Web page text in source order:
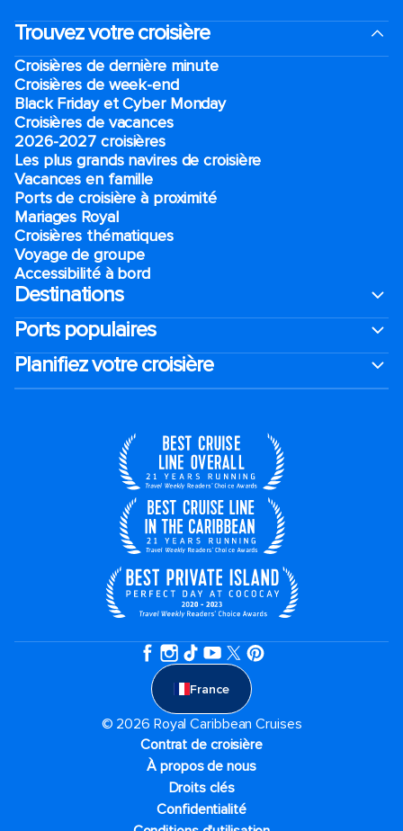
Trouvez votre croisière
Croisières de dernière minute
Croisières de week-end
Black Friday et Cyber Monday
Croisières de vacances
2026-2027 croisières
Les plus grands navires de croisière
Vacances en famille
Ports de croisière à proximité
Mariages Royal
Croisières thématiques
Voyage de groupe​
Accessibilité à bord​
Destinations
Ports populaires
Planifiez votre croisière
France
© 2026 Royal Caribbean Cruises
Contrat de croisière
À propos de nous
Droits clés
Confidentialité